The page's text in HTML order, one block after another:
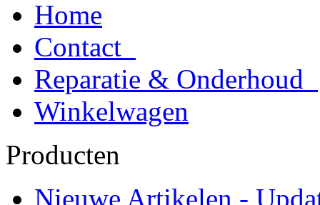
Home
Contact
Reparatie & Onderhoud
Winkelwagen
Producten
Nieuwe Artikelen -